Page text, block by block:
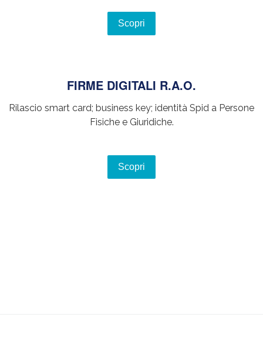
Scopri
FIRME DIGITALI R.A.O.
Rilascio smart card; business key; identità Spid a Persone
Fisiche e Giuridiche.
Scopri